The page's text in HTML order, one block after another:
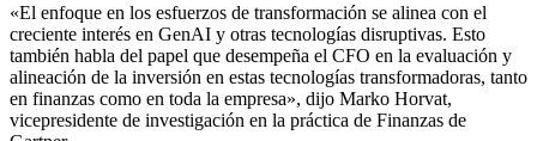
«El enfoque en los esfuerzos de transformación se alinea con el
creciente interés en GenAI y otras tecnologías disruptivas. Esto
también habla del papel que desempeña el CFO en la evaluación y
alineación de la inversión en estas tecnologías transformadoras, tanto
en finanzas como en toda la empresa», dijo Marko Horvat,
vicepresidente de investigación en la práctica de Finanzas de